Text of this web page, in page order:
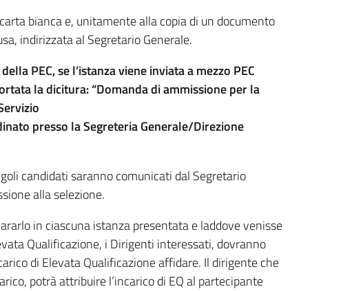
bianca e, unitamente alla copia di un documento
indirizzata al Segretario Generale.
PEC, se l’istanza viene inviata a mezzo PEC
la dicitura: “Domanda di ammissione per la
presso la Segreteria Generale/Direzione
candidati saranno comunicati dal Segretario
alla selezione.
in ciascuna istanza presentata e laddove venisse
Qualificazione, i Dirigenti interessati, dovranno
di Elevata Qualificazione affidare. Il dirigente che
potrà attribuire l’incarico di EQ al partecipante